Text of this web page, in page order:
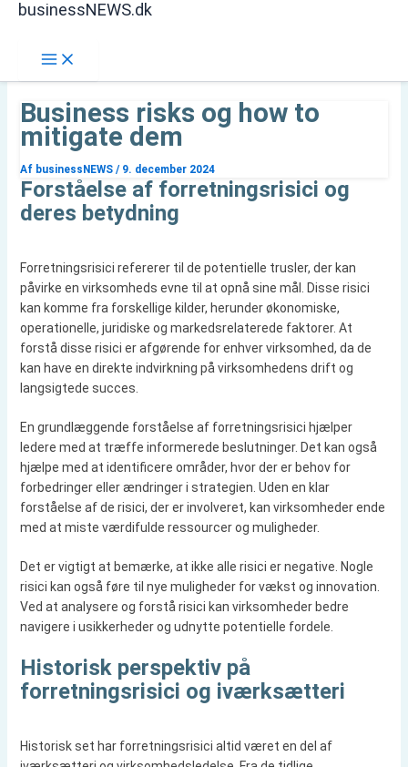
businessNEWS.dk
Business risks og how to
mitigate dem
Af businessNEWS / 9. december 2024
Forståelse af forretningsrisici og
deres betydning
Forretningsrisici refererer til de potentielle trusler, der kan
påvirke en virksomheds evne til at opnå sine mål. Disse risici
kan komme fra forskellige kilder, herunder økonomiske,
operationelle, juridiske og markedsrelaterede faktorer. At
forstå disse risici er afgørende for enhver virksomhed, da de
kan have en direkte indvirkning på virksomhedens drift og
langsigtede succes.
En grundlæggende forståelse af forretningsrisici hjælper
ledere med at træffe informerede beslutninger. Det kan også
hjælpe med at identificere områder, hvor der er behov for
forbedringer eller ændringer i strategien. Uden en klar
forståelse af de risici, der er involveret, kan virksomheder ende
med at miste værdifulde ressourcer og muligheder.
Det er vigtigt at bemærke, at ikke alle risici er negative. Nogle
risici kan også føre til nye muligheder for vækst og innovation.
Ved at analysere og forstå risici kan virksomheder bedre
navigere i usikkerheder og udnytte potentielle fordele.
Historisk perspektiv på
forretningsrisici og iværksætteri
Historisk set har forretningsrisici altid været en del af